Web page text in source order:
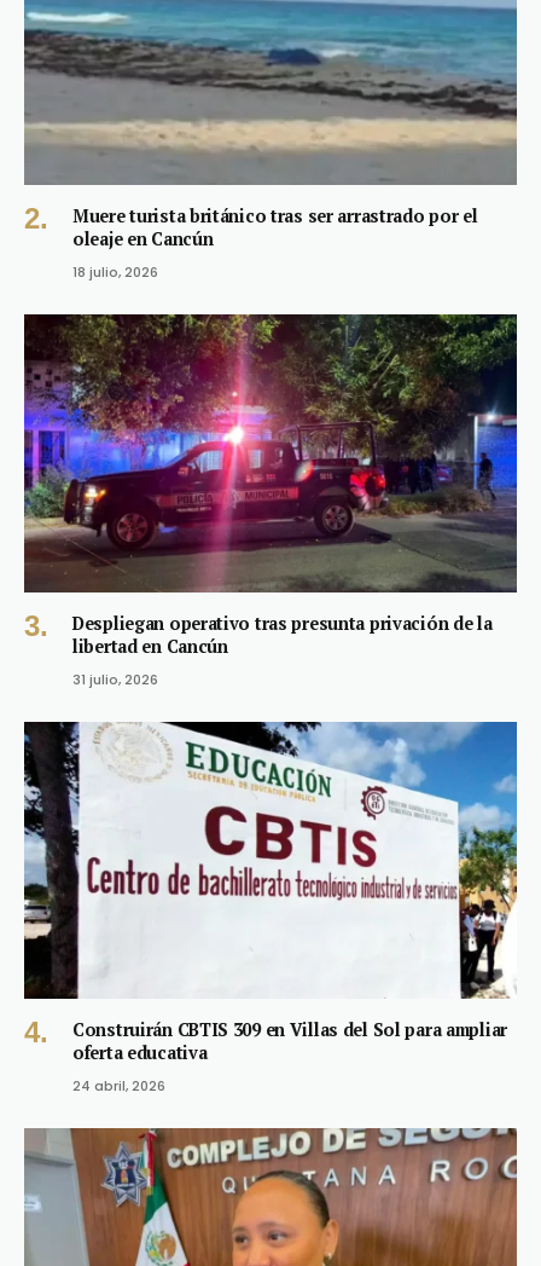
Muere turista británico tras ser arrastrado por el
oleaje en Cancún
18 julio, 2026
Despliegan operativo tras presunta privación de la
libertad en Cancún
31 julio, 2026
Construirán CBTIS 309 en Villas del Sol para ampliar
oferta educativa
24 abril, 2026